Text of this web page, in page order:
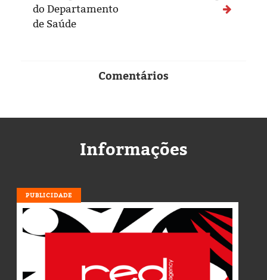
do Departamento
de Saúde
Comentários
Informações
PUBLICIDADE